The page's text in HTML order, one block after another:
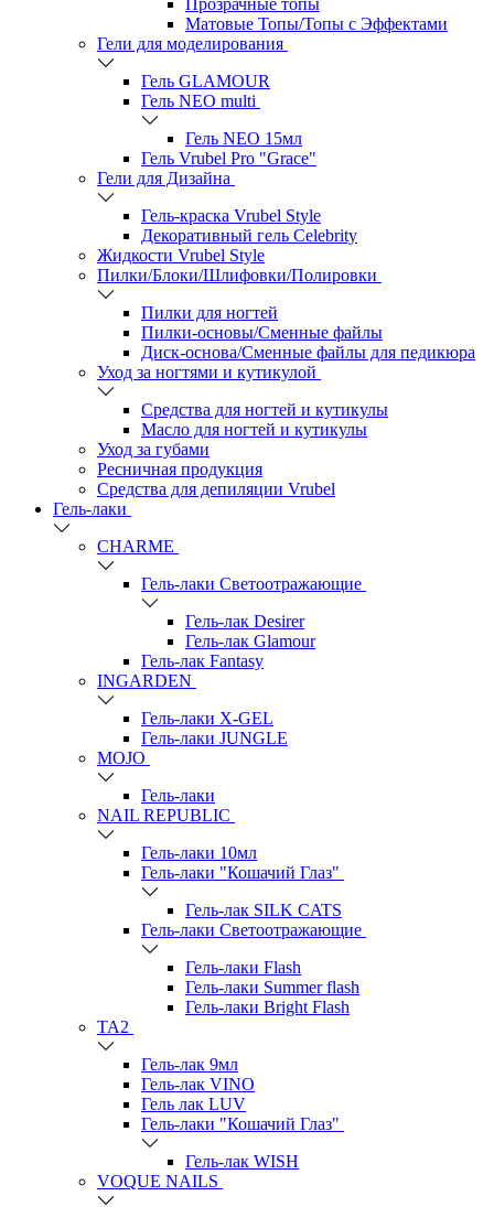
Матовые Топы/Топы с Эффектами
Гели для моделирования
Гель GLAMOUR
Гель NEO multi
Гель NEO 15мл
Гель Vrubel Pro "Grace"
Гели для Дизайна
Гель-краска Vrubel Style
Декоративный гель Celebrity
Жидкости Vrubel Style
Пилки/Блоки/Шлифовки/Полировки
Пилки для ногтей
Пилки-основы/Сменные файлы
Диск-основа/Сменные файлы для педикюра
Уход за ногтями и кутикулой
Средства для ногтей и кутикулы
Масло для ногтей и кутикулы
Уход за губами
Ресничная продукция
Средства для депиляции Vrubel
Гель-лаки
СHARME
Гель-лаки Светоотражающие
Гель-лак Desirer
Гель-лак Glamour
Гель-лак Fantasy
INGARDEN
Гель-лаки Х-GEL
Гель-лаки JUNGLE
MOJO
Гель-лаки
NAIL REPUBLIC
Гель-лаки 10мл
Гель-лаки "Кошачий Глаз"
Гель-лак SILK CATS
Гель-лаки Светоотражающие
Гель-лаки Flash
Гель-лаки Summer flash
Гель-лаки Bright Flash
TA2
Гель-лак 9мл
Гель-лак VINO
Гель лак LUV
Гель-лаки "Кошачий Глаз"
Гель-лак WISH
VOQUE NAILS